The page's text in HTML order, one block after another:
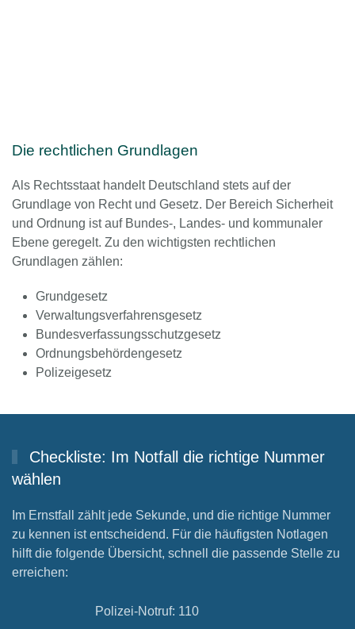
Die rechtlichen Grundlagen
Als Rechtsstaat handelt Deutschland stets auf der
Grundlage von Recht und Gesetz. Der Bereich Sicherheit
und Ordnung ist auf Bundes-, Landes- und kommunaler
Ebene geregelt. Zu den wichtigsten rechtlichen
Grundlagen zählen:
Grundgesetz
Verwaltungsverfahrensgesetz
Bundesverfassungsschutzgesetz
Ordnungsbehördengesetz
Polizeigesetz
Checkliste: Im Notfall die richtige Nummer
wählen
Im Ernstfall zählt jede Sekunde, und die richtige Nummer
zu kennen ist entscheidend. Für die häufigsten Notlagen
hilft die folgende Übersicht, schnell die passende Stelle zu
erreichen:
Polizei-Notruf: 110